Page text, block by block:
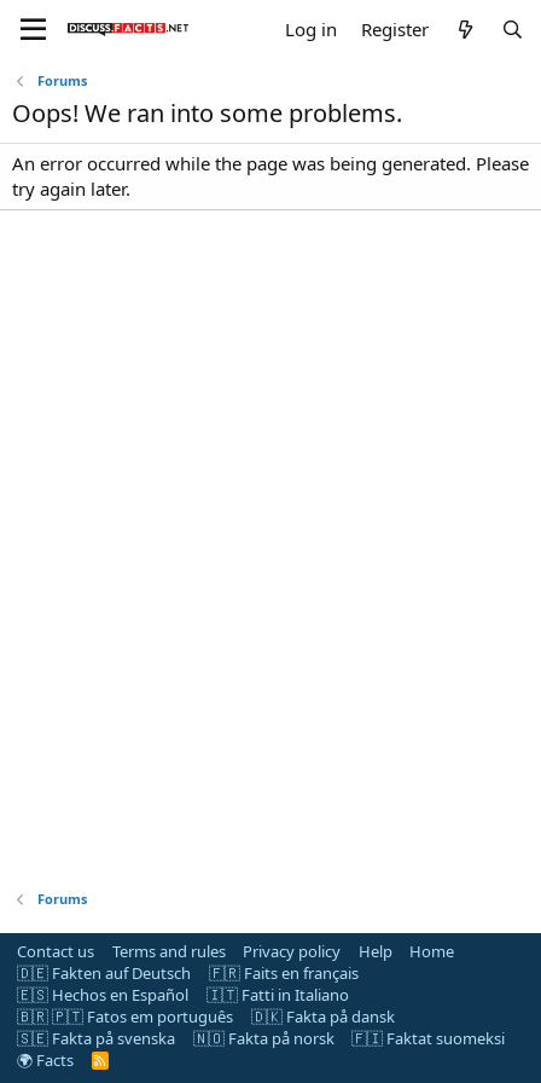
Log in Register
Forums
Oops! We ran into some problems.
An error occurred while the page was being generated. Please
try again later.
Forums
Contact us Terms and rules Privacy policy Help
Home
🇩🇪 Fakten auf Deutsch
🇫🇷 Faits en français
🇪🇸 Hechos en Español
🇮🇹 Fatti in Italiano
🇧🇷 🇵🇹 Fatos em português
🇩🇰 Fakta på dansk
🇸🇪 Fakta på svenska
🇳🇴 Fakta på norsk
🇫🇮 Faktat suomeksi
🌍 Facts
R